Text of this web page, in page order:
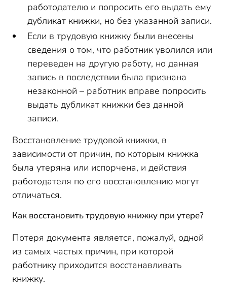
работодателю и попросить его выдать ему
дубликат книжки, но без указанной записи.
Если в трудовую книжку были внесены
сведения о том, что работник уволился или
переведен на другую работу, но данная
запись в последствии была признана
незаконной – работник вправе попросить
выдать дубликат книжки без данной
записи.
Восстановление трудовой книжки, в
зависимости от причин, по которым книжка
была утеряна или испорчена, и действия
работодателя по его восстановлению могут
отличаться.
Как восстановить трудовую книжку при утере?
Потеря документа является, пожалуй, одной
из самых частых причин, при которой
работнику приходится восстанавливать
книжку.